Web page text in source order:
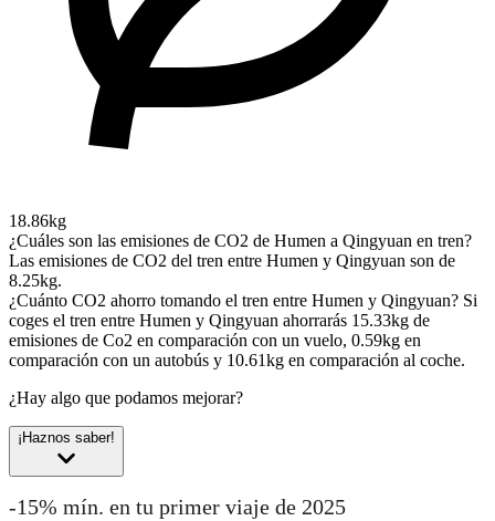
18.86kg
¿Cuáles son las emisiones de CO2 de Humen a Qingyuan en tren?
Las emisiones de CO2 del tren entre Humen y Qingyuan son de
8.25kg.
¿Cuánto CO2 ahorro tomando el tren entre Humen y Qingyuan? Si
coges el tren entre Humen y Qingyuan ahorrarás 15.33kg de
emisiones de Co2 en comparación con un vuelo, 0.59kg en
comparación con un autobús y 10.61kg en comparación al coche.
¿Hay algo que podamos mejorar?
¡Haznos saber!
-15% mín. en tu primer viaje de 2025